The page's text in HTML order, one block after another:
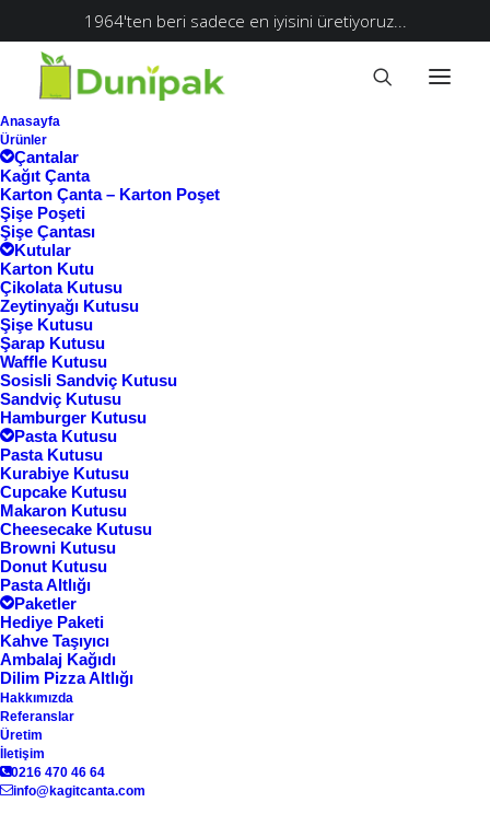
1964'ten beri sadece en iyisini üretiyoruz...
Anasayfa
Ürünler
Çantalar
Kağıt Çanta
Karton Çanta – Karton Poşet
Şişe Poşeti
Şişe Çantası
Kutular
Karton Kutu
Çikolata Kutusu
Zeytinyağı Kutusu
Şişe Kutusu
Şarap Kutusu
Waffle Kutusu
Sosisli Sandviç Kutusu
Sandviç Kutusu
Hamburger Kutusu
Pasta Kutusu
Pasta Kutusu
Kurabiye Kutusu
Cupcake Kutusu
Makaron Kutusu
Cheesecake Kutusu
Browni Kutusu
Donut Kutusu
Pasta Altlığı
Paketler
Hediye Paketi
Kahve Taşıyıcı
Ambalaj Kağıdı
Dilim Pizza Altlığı
Hakkımızda
Referanslar
Üretim
İletişim
0216 470 46 64
info@kagitcanta.com
Ana Sayfa
Ürünler “dilim cheesecake kutusu” olarak
etiketlendi
dilim cheesecake kutusu